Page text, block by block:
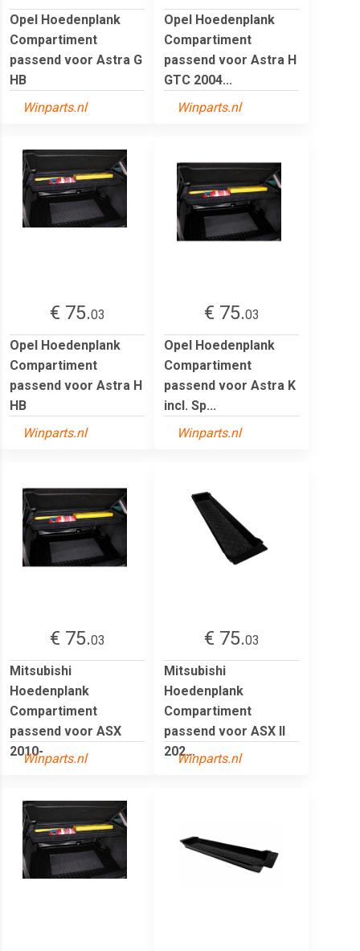
Opel Hoedenplank
Compartiment
passend voor Astra G
HB
Winparts.nl
Opel Hoedenplank
Compartiment
passend voor Astra H
GTC 2004...
Winparts.nl
€ 75.03
Opel Hoedenplank
Compartiment
passend voor Astra H
HB
Winparts.nl
€ 75.03
Opel Hoedenplank
Compartiment
passend voor Astra K
incl. Sp...
Winparts.nl
€ 75.03
Mitsubishi
Hoedenplank
Compartiment
passend voor ASX
2010-
Winparts.nl
€ 75.03
Mitsubishi
Hoedenplank
Compartiment
passend voor ASX II
202...
Winparts.nl